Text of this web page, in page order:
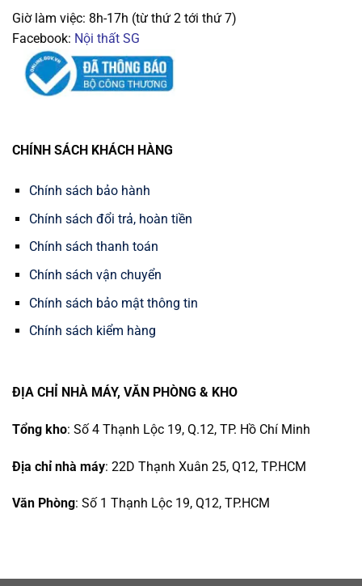
Giờ làm việc: 8h-17h (từ thứ 2 tới thứ 7)
Facebook: Nội thất SG
CHÍNH SÁCH KHÁCH HÀNG
Chính sách bảo hành
Chính sách đổi trả, hoàn tiền
Chính sách thanh toán
Chính sách vận chuyển
Chính sách bảo mật thông tin
Chính sách kiểm hàng
ĐỊA CHỈ NHÀ MÁY, VĂN PHÒNG & KHO
Tổng kho: Số 4 Thạnh Lộc 19, Q.12, TP. Hồ Chí Minh
Địa chỉ nhà máy: 22D Thạnh Xuân 25, Q12, TP.HCM
Văn Phòng: Số 1 Thạnh Lộc 19, Q12, TP.HCM